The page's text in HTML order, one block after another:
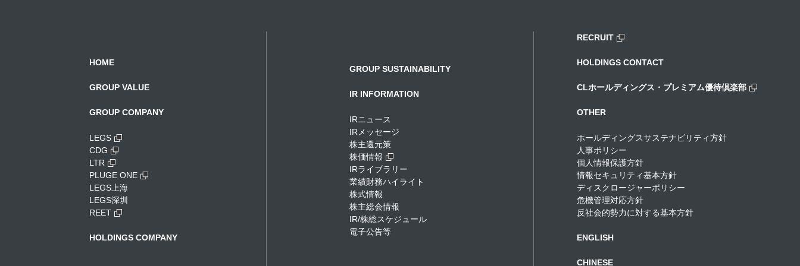
HOME
GROUP VALUE
GROUP COMPANY
LEGS
CDG
LTR
PLUGE ONE
LEGS上海
LEGS深圳
REET
HOLDINGS COMPANY
GROUP SUSTAINABILITY
IR INFORMATION
IRニュース
IRメッセージ
株主還元策
株価情報
IRライブラリー
業績財務ハイライト
株式情報
株主総会情報
IR/株総スケジュール
電子公告等
RECRUIT
HOLDINGS CONTACT
CLホールディングス・プレミアム優待倶楽部
OTHER
ホールディングスサステナビリティ方針
人事ポリシー
個人情報保護方針
情報セキュリティ基本方針
ディスクロージャーポリシー
危機管理対応方針
反社会的勢力に対する基本方針
ENGLISH
CHINESE